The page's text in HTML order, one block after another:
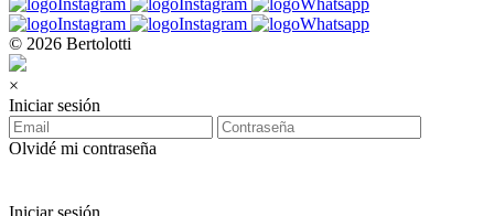
© 2026 Bertolotti
×
Iniciar sesión
Olvidé mi contraseña
Iniciar sesión